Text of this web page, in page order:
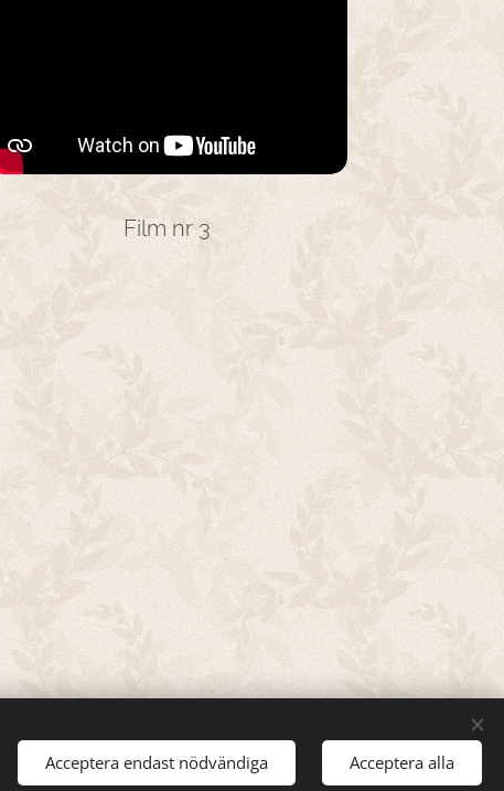
Film nr 3
Acceptera endast nödvändiga Acceptera alla